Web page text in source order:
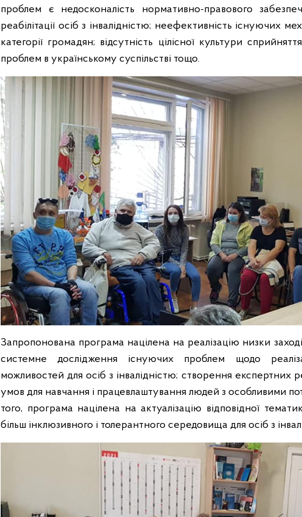
проблем є недосконалість нормативно-правового
реабілітації осіб з інвалідністю; неефективність існуючих
категорії громадян; відсутність цілісної культури
проблем в українському суспільстві тощо.
Запропонована програма націлена на реалізацію низки
системне дослідження існуючих проблем щодо
можливостей для осіб з інвалідністю; створення
умов для навчання і працевлаштування людей з особливими
того, програма націлена на актуалізацію відповідної
більш інклюзивного і толерантного середовища для осіб з